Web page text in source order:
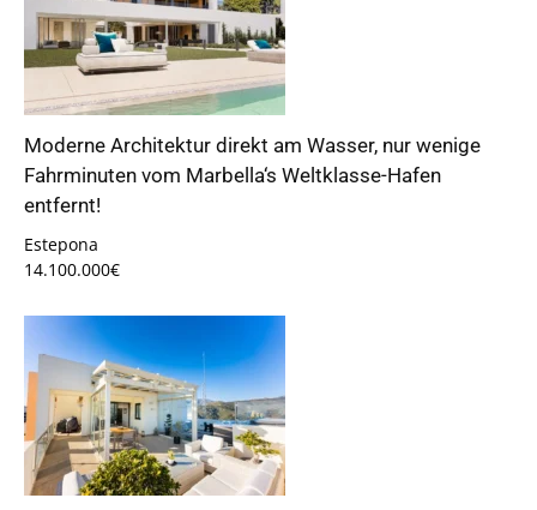
Moderne Architektur direkt am Wasser, nur wenige
Fahrminuten vom Marbella‘s Weltklasse-Hafen
entfernt!
Estepona
14.100.000€